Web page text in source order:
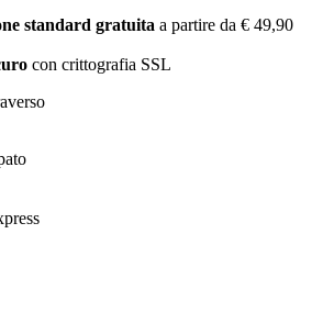
standard gratuita a partire da € 49,90
con crittografia SSL